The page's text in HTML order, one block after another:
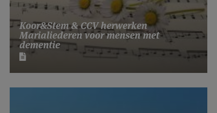
Koor&Stem & CCV herwerken
Marialiederen voor mensen met
dementie